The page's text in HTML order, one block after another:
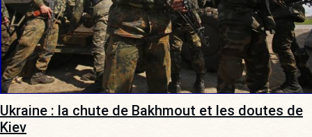
Ukraine : la chute de Bakhmout et les doutes de
Kiev